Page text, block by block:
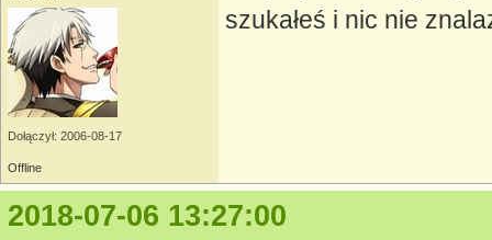
Dołączył: 2006-08-17
szukałeś i nic nie
Offline
2018-07-06 13:27:00